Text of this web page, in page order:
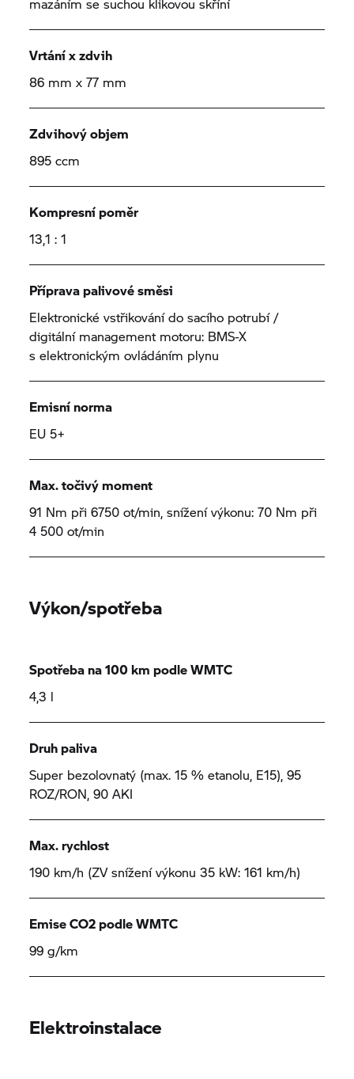
Vrtání x zdvih
86 mm x 77 mm
Zdvihový objem
895 ccm
Kompresní poměr
13,1 : 1
Příprava palivové směsi
Elektronické vstřikování do sacího potrubí /
digitální management motoru: BMS-X
s elektronickým ovládáním plynu
Emisní norma
EU 5+
Max. točivý moment
91 Nm při 6750 ot/min, snížení výkonu: 70 Nm při
4 500 ot/min
Výkon/spotřeba
Spotřeba na 100 km podle WMTC
4,3 l
Druh paliva
Super bezolovnatý (max. 15 % etanolu, E15), 95
ROZ/RON, 90 AKI
Max. rychlost
190 km/h (ZV snížení výkonu 35 kW: 161 km/h)
Emise CO2 podle WMTC
99 g/km
Elektroinstalace